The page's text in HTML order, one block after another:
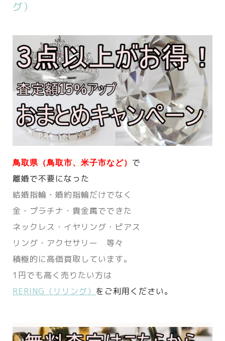
グ）
鳥取県（鳥取市、米子市など） で
離婚で不要になった
結婚指輪・婚約指輪だけでなく
金・プラチナ・貴金属でできた
ネックレス・イヤリング・ピアス
リング・アクセサリー 等々
積極的に高価買取しています。
1円でも高く売りたい方は
RERING（リリング） をご利用ください。